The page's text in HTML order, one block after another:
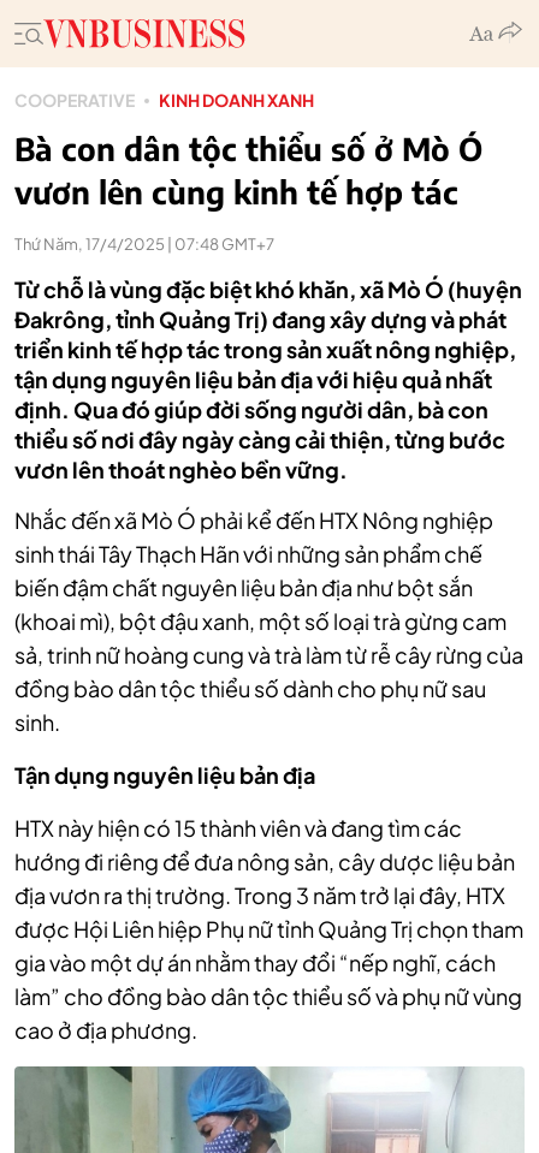
COOPERATIVE KINH DOANH XANH
Bà con dân tộc thiểu số ở Mò Ó
vươn lên cùng kinh tế hợp tác
Thứ Năm, 17/4/2025 | 07:48 GMT+7
Từ chỗ là vùng đặc biệt khó khăn, xã Mò Ó (huyện
Đakrông, tỉnh Quảng Trị) đang xây dựng và phát
triển kinh tế hợp tác trong sản xuất nông nghiệp,
tận dụng nguyên liệu bản địa với hiệu quả nhất
định. Qua đó giúp đời sống người dân, bà con
thiểu số nơi đây ngày càng cải thiện, từng bước
vươn lên thoát nghèo bền vững.
Nhắc đến xã Mò Ó phải kể đến HTX Nông nghiệp
sinh thái Tây Thạch Hãn với những sản phẩm chế
biến đậm chất nguyên liệu bản địa như bột sắn
(khoai mì), bột đậu xanh, một số loại trà gừng cam
sả, trinh nữ hoàng cung và trà làm từ rễ cây rừng của
đồng bào dân tộc thiểu số dành cho phụ nữ sau
sinh.
Tận dụng nguyên liệu bản địa
HTX này hiện có 15 thành viên và đang tìm các
hướng đi riêng để đưa nông sản, cây dược liệu bản
địa vươn ra thị trường. Trong 3 năm trở lại đây, HTX
được Hội Liên hiệp Phụ nữ tỉnh Quảng Trị chọn tham
gia vào một dự án nhằm thay đổi “nếp nghĩ, cách
làm” cho đồng bào dân tộc thiểu số và phụ nữ vùng
cao ở địa phương.